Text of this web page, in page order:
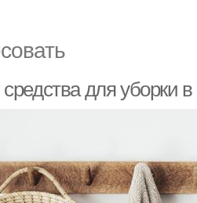
для уборки